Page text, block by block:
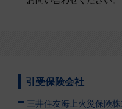
引受保険会社
三井住友海上火災保険